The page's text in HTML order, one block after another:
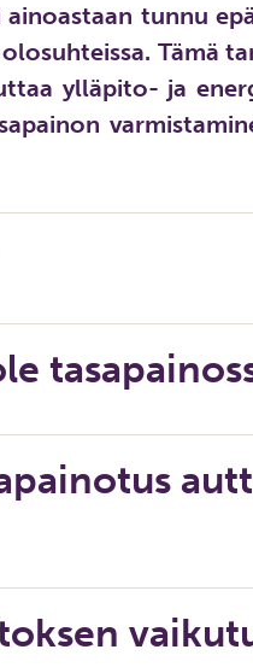
tunnu
Tämä
ylläpito- ja